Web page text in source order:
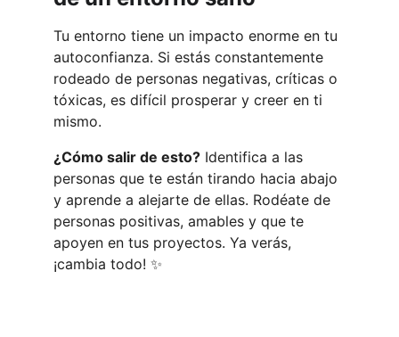
Tu entorno tiene un impacto enorme en tu
autoconfianza. Si estás constantemente
rodeado de personas negativas, críticas o
tóxicas, es difícil prosperar y creer en ti
mismo.
¿Cómo salir de esto? Identifica a las
personas que te están tirando hacia abajo
y aprende a alejarte de ellas. Rodéate de
personas positivas, amables y que te
apoyen en tus proyectos. Ya verás,
¡cambia todo! ✨